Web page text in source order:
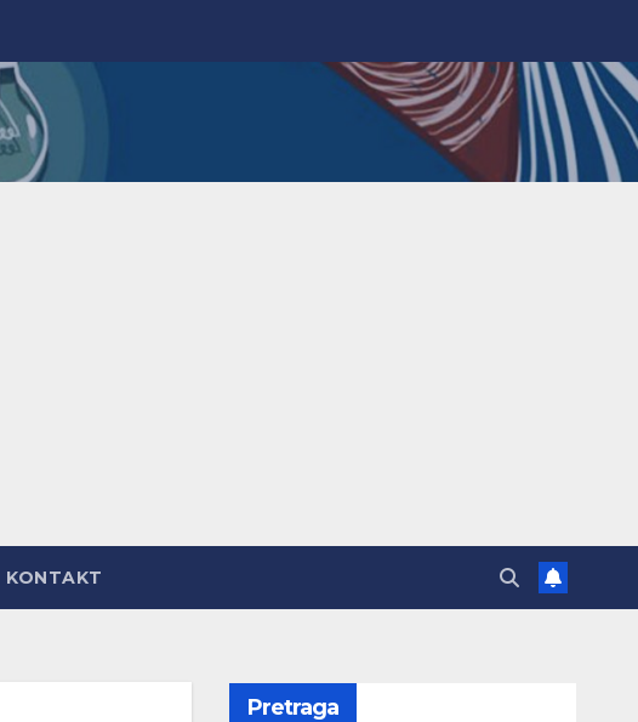
KONTAKT
Pretraga